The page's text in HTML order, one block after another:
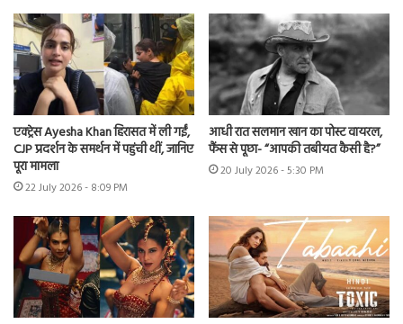
एक्ट्रेस Ayesha Khan हिरासत में ली गईं,
CJP प्रदर्शन के समर्थन में पहुंची थीं, जानिए
पूरा मामला
22 July 2026 - 8:09 PM
आधी रात सलमान खान का पोस्ट वायरल,
फैंस से पूछा- “आपकी तबीयत कैसी है?”
20 July 2026 - 5:30 PM